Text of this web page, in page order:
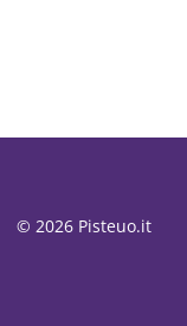
© 2026 Pisteuo.it